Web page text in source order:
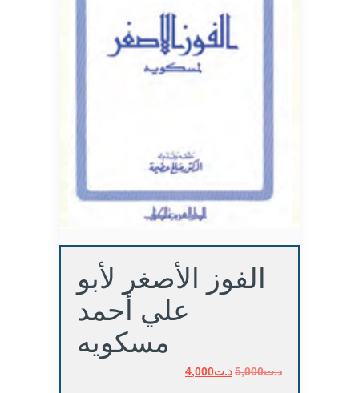
الفوز الأصغر لأبو
علي أحمد
مسكويه
د.ت5,000 السعر
د.ت4,000السعر